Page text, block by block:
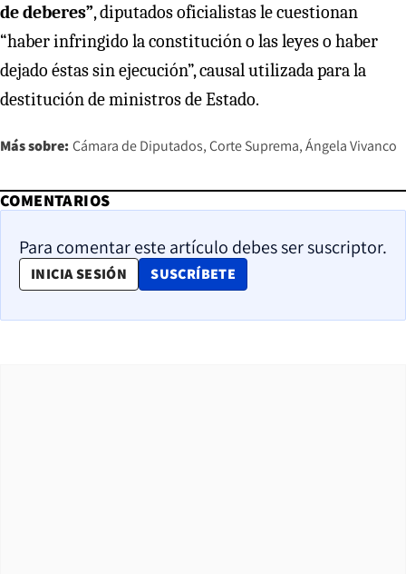
de deberes”, diputados oficialistas le cuestionan
“haber infringido la constitución o las leyes o haber
dejado éstas sin ejecución”, causal utilizada para la
destitución de ministros de Estado.
Más sobre: Cámara de Diputados Corte Suprema Ángela Vivanco
COMENTARIOS
Para comentar este artículo debes ser suscriptor.
INICIA SESIÓN SUSCRÍBETE
OPENS IN NEW WINDOW